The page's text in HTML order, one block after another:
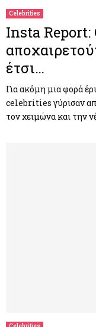
Celebrities
Insta Report:
έτσι…
Για ακόμη μια φορά
celebrities γύρισαν
τον χειμώνα και την